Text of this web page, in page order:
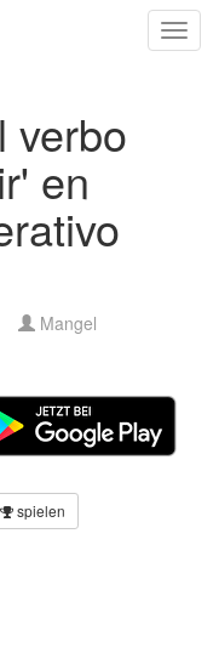
verbo
en
Mangel
spielen